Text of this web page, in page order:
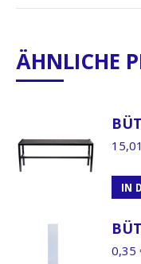
ÄHNLICHE
15,01
IN
0,35